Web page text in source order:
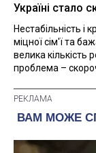
Україні стало
Нестабільність і
міцної сім'ї та
велика кількість
проблема –